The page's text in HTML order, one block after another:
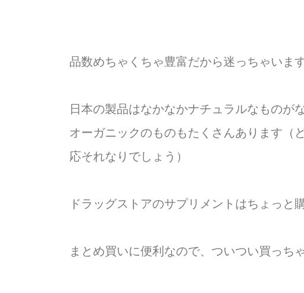
品数めちゃくちゃ豊富だから迷っちゃいま
日本の製品はなかなかナチュラルなものが
オーガニックのものもたくさんあります（
応それなりでしょう）
ドラッグストアのサプリメントはちょっと
まとめ買いに便利なので、ついつい買っち